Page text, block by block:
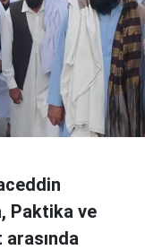
Paktika ve